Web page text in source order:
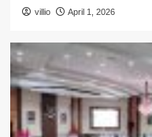
villio April 1, 2026